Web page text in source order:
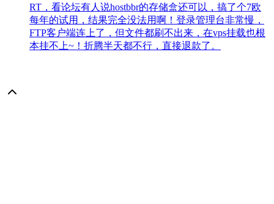
RT，看论坛有人说hostbbr的存储盒还可以，搞了个7欧
每年的试用，结果完全没法用啊！登录管理台非常慢，
FTP客户端连上了，但文件都刷不出来，在vps挂载也根
本挂不上~！折腾半天都不行，直接退款了。